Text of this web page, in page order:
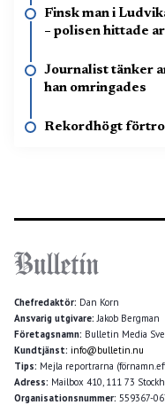
Finsk man i
– polisen hittade
Journalist tänker
han omringades
Rekordhögt
Chefredaktör: Dan Korn
Ansvarig utgivare: Jakob Bergman
Företagsnamn: Bulletin Media
Kundtjänst: info@bulletin.nu
Tips: Mejla reportrarna
Adress: Mailbox 410, 111 73
Organisationsnummer: 559367-